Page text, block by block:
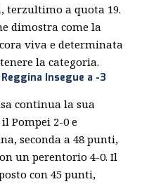
terzultimo a quota 19.
dimostra come la
viva e determinata
la categoria.
Insegue a -3
continua la sua
Pompei 2-0 e
seconda a 48 punti,
un perentorio 4-0. Il
con 45 punti,